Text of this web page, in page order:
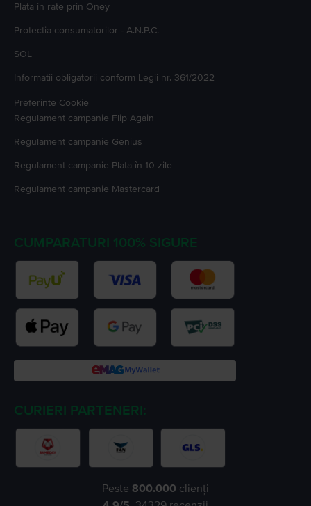
Plata in rate prin Oney
Protectia consumatorilor - A.N.P.C.
SOL
Informatii obligatorii conform Legii nr. 361/2022
Preferinte Cookie
Regulament campanie Flip Again
Regulament campanie Genius
Regulament campanie Plata în 10 zile
Regulament campanie Mastercard
CUMPARATURI 100% SIGURE
CURIERI PARTENERI:
Peste 800.000 clienți